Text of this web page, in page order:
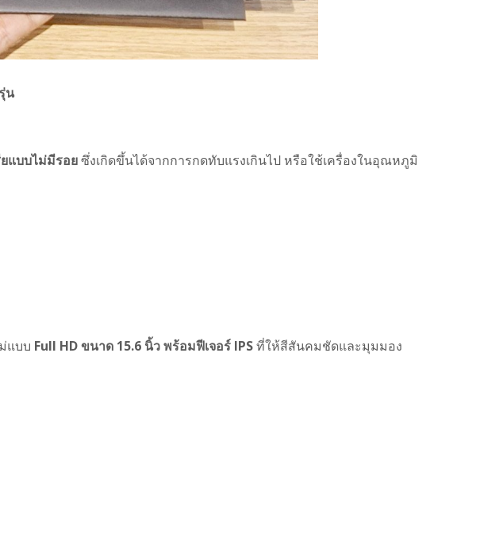
น
แบบไม่มีรอยซึ่งเกิดขึ้นได้จากการกดทับแรงเกินไป หรือใช้เครื่องในอุณหภูมิ
แบบ Full HD ขนาด 15.6 นิ้ว พร้อมฟีเจอร์ IPSที่ให้สีสันคมชัดและมุมมอง